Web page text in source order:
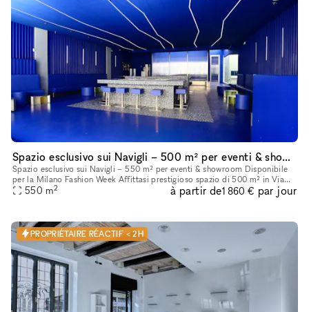
Spazio esclusivo sui Navigli – 500 m² per eventi & showroom
Spazio esclusivo sui Navigli – 550 m² per eventi & showroom Disponibile
per la Milano Fashion Week Affittasi prestigioso spazio di 500 m² in Via
Andrea Ponti, zona Navigli. Il locale, completamente r
550 m2 à partir de1 860 € par jour
PROPRIÉTAIRE RÉACTIF < 2H